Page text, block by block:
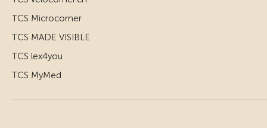
TCS Microcorner
TCS MADE VISIBLE
TCS lex4you
TCS MyMed